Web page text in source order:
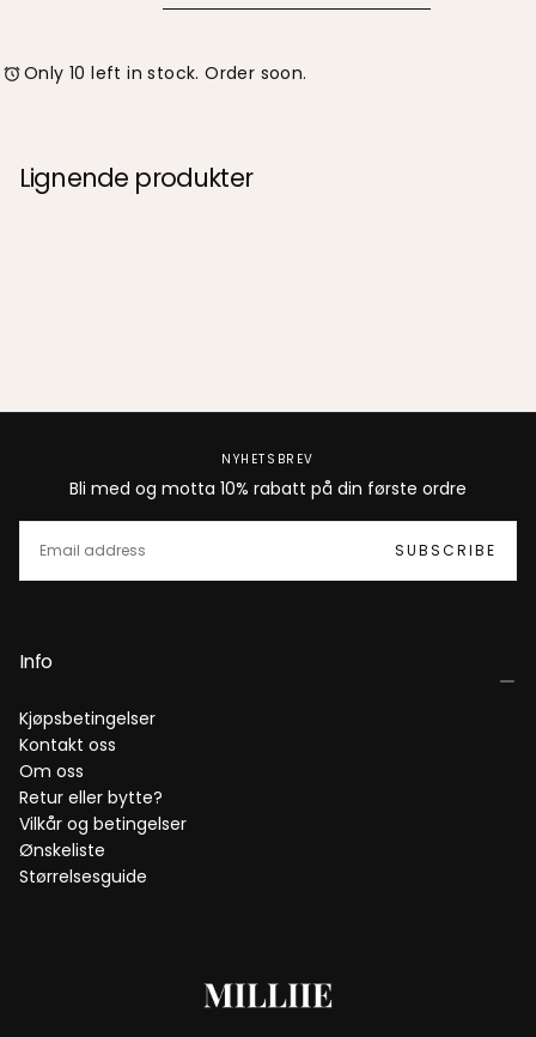
Only 10 left in stock. Order soon.
Lignende produkter
NYHETSBREV
Bli med og motta 10% rabatt på din første ordre
SUBSCRIBE
Info
Kjøpsbetingelser
Kontakt oss
Om oss
Retur eller bytte?
Vilkår og betingelser
Ønskeliste
Størrelsesguide